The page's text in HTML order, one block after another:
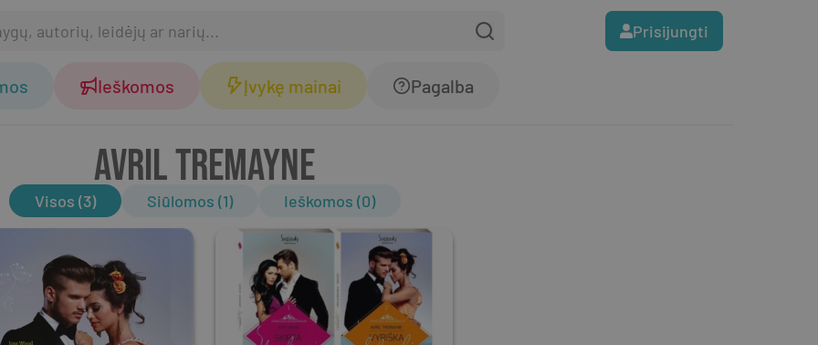
Prisijungti
Ieškomos Įvykę mainai Pagalba
AVRIL TREMAYNE
Visos (3) Siūlomos (1) Ieškomos (0)